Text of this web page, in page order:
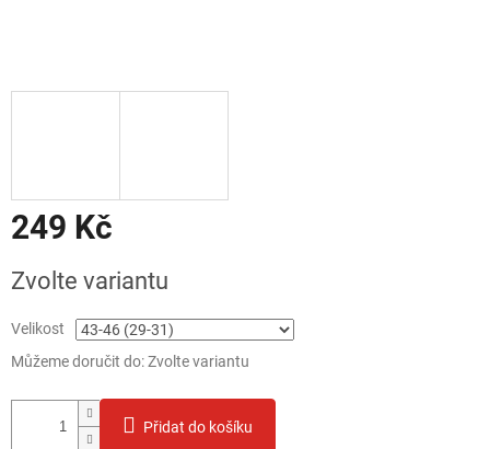
249 Kč
cena:
Zvolte variantu
Velikost
Můžeme doručit do:Zvolte variantu
Přidat do košíku